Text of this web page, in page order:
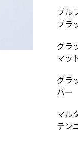
ブル
ブラ
グラ
マッ
グラ
バー
マル
テン